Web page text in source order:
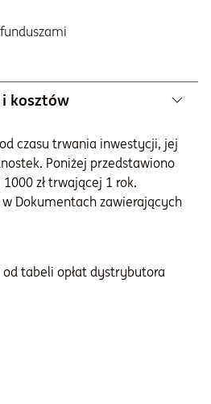
kosztów
czasu trwania inwestycji, jej
Poniżej przedstawiono
zł trwającej 1 rok.
w Dokumentach zawierających
tabeli opłat dystrybutora